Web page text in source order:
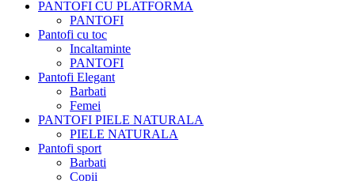
PANTOFI CU PLATFORMA
PANTOFI
Pantofi cu toc
Incaltaminte
PANTOFI
Pantofi Elegant
Barbati
Femei
PANTOFI PIELE NATURALA
PIELE NATURALA
Pantofi sport
Barbati
Copii